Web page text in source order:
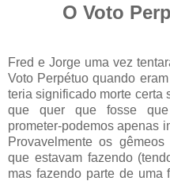
O Voto
Fred e Jorge uma vez
Voto Perpétuo quando
teria significado morte certa
que quer que fosse que
prometer-podemos apenas
Provavelmente os
que estavam fazendo
mas fazendo parte de